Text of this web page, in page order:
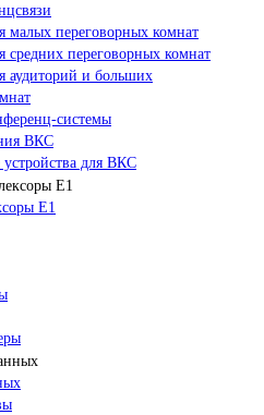
переговорных комнат
переговорных комнат
аудиторий и больших
системы
ВКС
для ВКС
Е1